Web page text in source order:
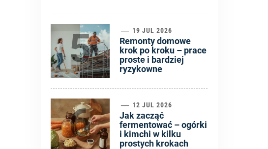
5 19 JUL 2026
Remonty domowe
krok po kroku – prace
proste i bardziej
ryzykowne
6 12 JUL 2026
Jak zacząć
fermentować – ogórki
i kimchi w kilku
prostych krokach